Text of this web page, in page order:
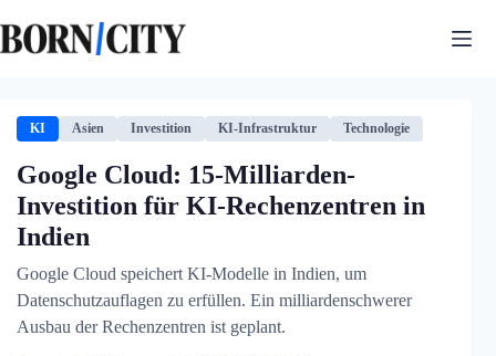
Inhalt
springen
KI Asien Investition KI-Infrastruktur Technologie
Google Cloud: 15-Milliarden-
Investition für KI-Rechenzentren in
Indien
Google Cloud speichert KI-Modelle in Indien, um
Datenschutzauflagen zu erfüllen. Ein milliardenschwerer
Ausbau der Rechenzentren ist geplant.